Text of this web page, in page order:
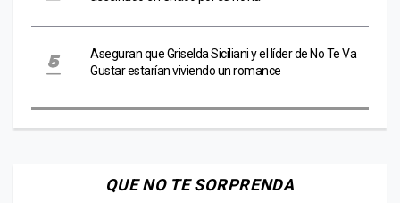
Aseguran que Griselda Siciliani y el líder de No Te Va
Gustar estarían viviendo un romance
QUE NO TE SORPRENDA